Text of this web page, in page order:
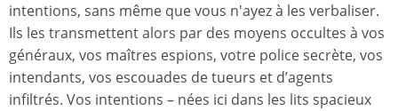
intentions, sans même que vous n'ayez à les verbaliser.
Ils les transmettent alors par des moyens occultes à vos
généraux, vos maîtres espions, votre police secrète, vos
intendants, vos escouades de tueurs et d’agents
infiltrés. Vos intentions – nées ici dans les lits spacieux